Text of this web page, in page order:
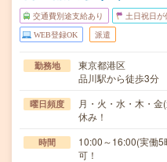
交通費別途支給あり 土日祝日が
WEB登録OK 派遣
勤務地
東京都港区
品川駅から徒歩3分
曜日頻度
月・火・水・木・
休み！
時間
10:00～16:00(実働
可！